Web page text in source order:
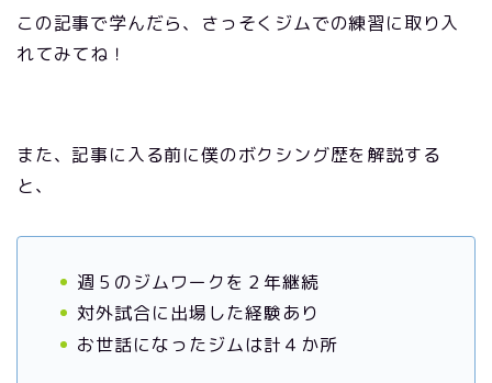
この記事で学んだら、さっそくジムでの練習に取り入
れてみてね！
また、記事に入る前に僕のボクシング歴を解説する
と、
週５のジムワークを２年継続
対外試合に出場した経験あり
お世話になったジムは計４か所